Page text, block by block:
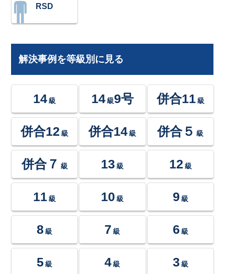
RSD
解決事例を等級別に見る
14 級 14級9号 併合11 級
併合12 級 併合14 級 併合５ 級
併合７ 級 13 級 12 級
11 級 10 級 9 級
8 級 7 級 6 級
5 級 4 級 3 級